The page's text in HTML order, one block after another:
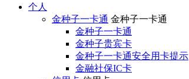
个人
金种子一卡通 金种子一卡通
金种子一卡通
金种子贵宾卡
金种子一卡通安全用卡提示
金融社保IC卡